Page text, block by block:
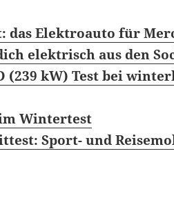
das Elektroauto für
elektrisch aus den
(239 kW) Test bei
im Wintertest
Sport- und